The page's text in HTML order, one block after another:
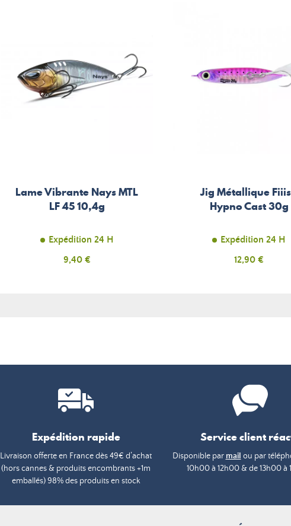
Lame Vibrante Nays MTL
LF 45 10,4g
Expédition 24 H
Prix
9,40 €
Jig Métallique
Hypno Cast 30g
Expédition 24 H
Prix
12,90 €
Expédition rapide
Livraison offerte en France dès 49€ d’achat
(hors cannes & produits encombrants +1m
emballés) 98% des produits en stock
Service client
Disponible par mail ou par
10h00 à 12h00 & de 13h00 à